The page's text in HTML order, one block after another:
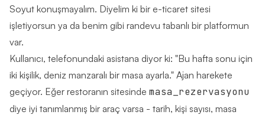
Soyut konuşmayalım. Diyelim ki bir e-ticaret sitesi
işletiyorsun ya da benim gibi randevu tabanlı bir platformun
var.
Kullanıcı, telefonundaki asistana diyor ki: "Bu hafta sonu için
iki kişilik, deniz manzaralı bir masa ayarla." Ajan harekete
geçiyor. Eğer restoranın sitesinde masa_rezervasyonu
diye iyi tanımlanmış bir araç varsa - tarih, kişi sayısı, masa